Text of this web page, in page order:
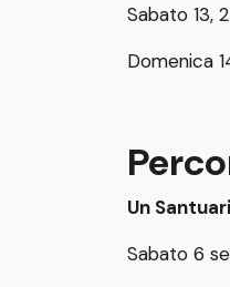
Sabato 13,
Domenica
Un
Sabato 6